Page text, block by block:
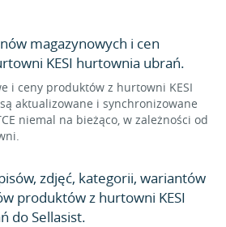
magazynowych i cen
KESI hurtownia ubrań.
i ceny produktów z hurtowni KESI
aktualizowane i synchronizowane
niemal na bieżąco, w zależności od
zdjęć, kategorii, wariantów
produktów z hurtowni KESI
do Sellasist.